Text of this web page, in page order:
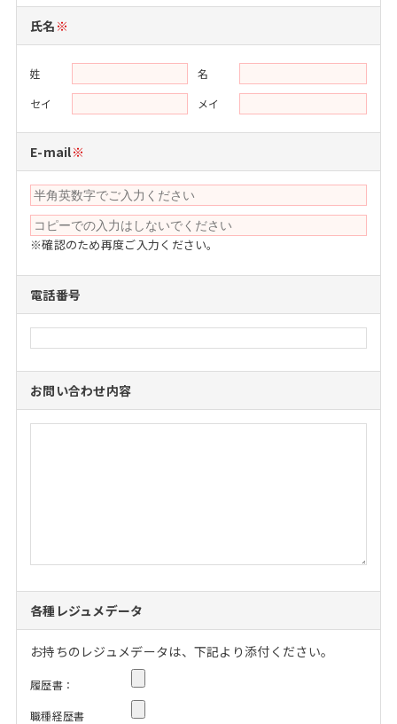
年齢と年収の相関図
氏名 ※
姓
名
セイ
メイ
E-mail※
※確認のため再度ご入力ください。
電話番号
お問い合わせ内容
各種レジュメデータ
お持ちのレジュメデータは、下記より添付ください。
履歴書：
職種経歴書